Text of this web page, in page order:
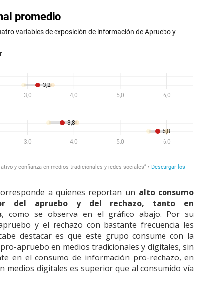
a quienes reportan un alto consumo
del apruebo y del rechazo, tanto en
, como se observa en el gráfico abajo. Por su
y el rechazo con bastante frecuencia les
destacar es que este grupo consume con la
apruebo en medios tradicionales y digitales, sin
en el consumo de información pro-rechazo, en
medios digitales es superior que al consumido vía